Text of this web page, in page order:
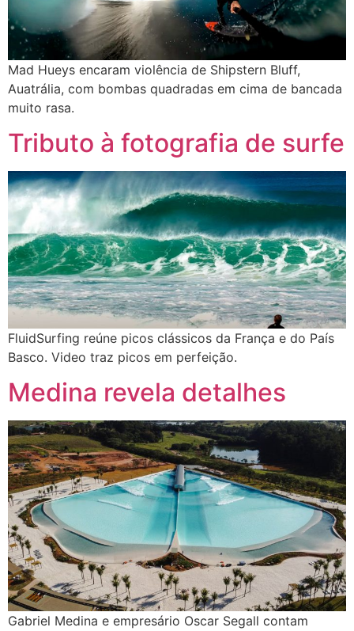
Mad Hueys encaram violência de Shipstern Bluff,
Auatrália, com bombas quadradas em cima de bancada
muito rasa.
Tributo à fotografia de surfe
FluidSurfing reúne picos clássicos da França e do País
Basco. Video traz picos em perfeição.
Medina revela detalhes
Gabriel Medina e empresário Oscar Segall contam